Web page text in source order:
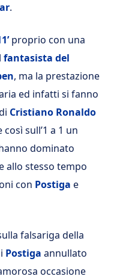
.
proprio con una
fantasista del
, ma la prestazione
ed infatti si fanno
Cristiano Ronaldo
così sull’1 a 1 un
dominato
allo stesso tempo
con Postiga e
falsariga della
Postiga annullato
occasione